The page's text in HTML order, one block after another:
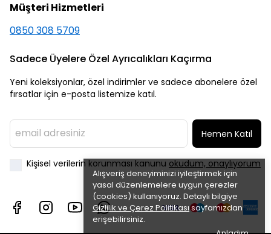
Alışveriş deneyiminizi iyileştirmek için
yasal düzenlemelere uygun çerezler
(cookies) kullanıyoruz. Detaylı bilgiye
Gizlilik ve Çerez Politikasısayfamızdan
erişebilirsiniz.
Müşteri Hizmetleri
0850 308 5709
Sadece Üyelere Özel Ayrıcalıkları Kaçırma
Yeni koleksiyonlar, özel indirimler ve sadece abonelere özel
fırsatlar için e-posta listemize katıl.
Hemen Katıl
Kişisel verilerin korunması kanunu okudum, onaylıyorum